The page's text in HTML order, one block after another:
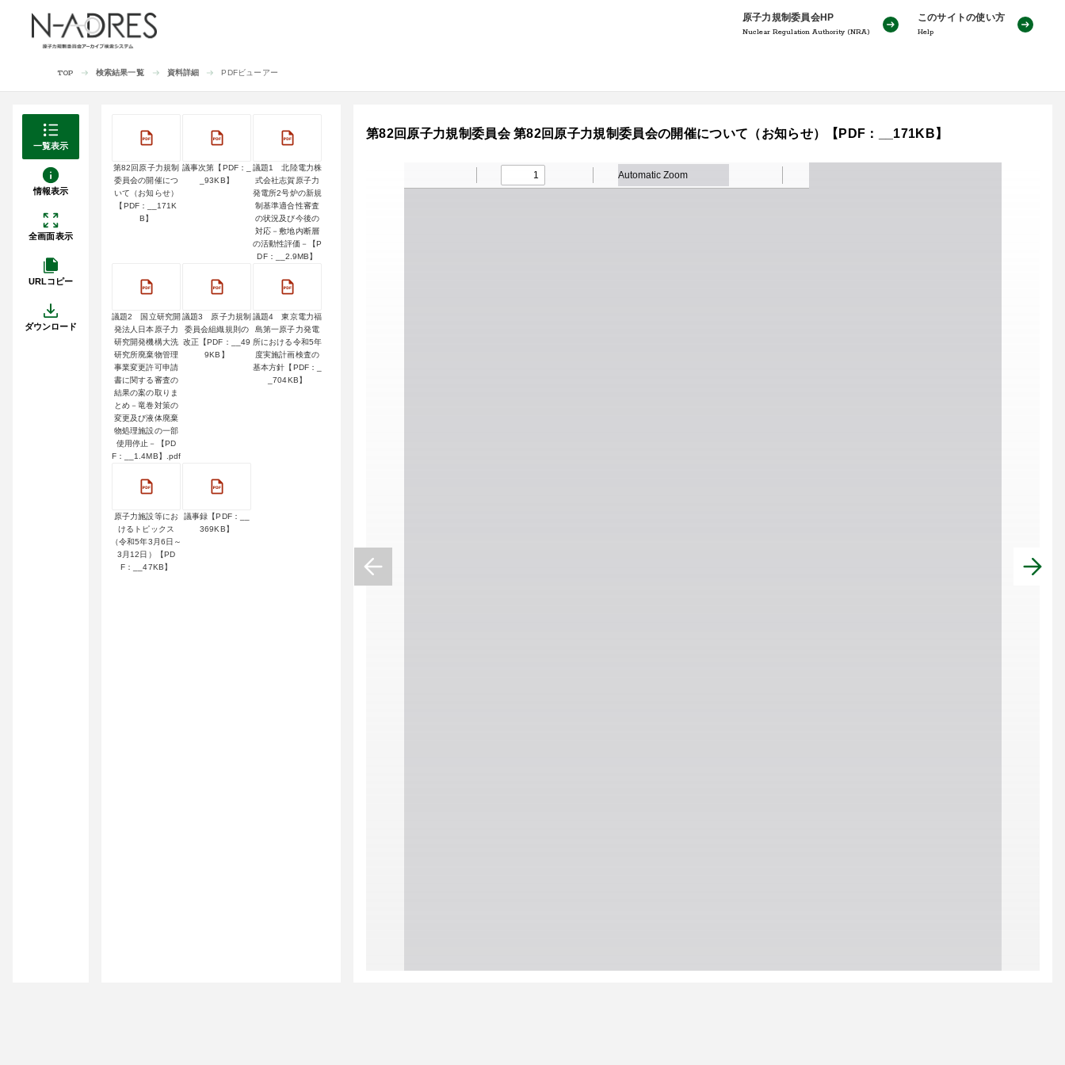
原子力規制委員会HP
Nuclear Regulation Authority (NRA)
このサイトの使い方
Help
TOP 検索結果一覧 資料詳細 PDFビューアー
一覧表示
情報表示
全画面表示
URLコピー
ダウンロード
第82回原子力規制
委員会の開催につ
いて（お知らせ）
【PDF：__171K
B】
議事次第【PDF：_
_93KB】
議題1 北陸電力株
式会社志賀原子力
発電所2号炉の新規
制基準適合性審査
の状況及び今後の
対応－敷地内断層
の活動性評価－【P
DF：__2.9MB】
議題2 国立研究開
発法人日本原子力
研究開発機構大洗
研究所廃棄物管理
事業変更許可申請
書に関する審査の
結果の案の取りま
とめ－竜巻対策の
変更及び液体廃棄
物処理施設の一部
使用停止－【PD
F：__1.4MB】.pdf
議題3 原子力規制
委員会組織規則の
改正【PDF：__49
9KB】
議題4 東京電力福
島第一原子力発電
所における令和5年
度実施計画検査の
基本方針【PDF：_
_704KB】
原子力施設等にお
けるトピックス
（令和5年3月6日～
3月12日）【PD
F：__47KB】
議事録【PDF：__
369KB】
第82回原子力規制委員会 第82回原子力規制委員会の開催について（お知らせ）【PDF：__171KB】